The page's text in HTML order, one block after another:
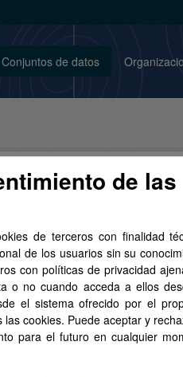
Conjuntos de datos
encontrado
Aviso Legal del SITCAN
de 25x25 metros
de las
de terceros con finalidad
de los usuarios sin su
con políticas de privacidad
o no cuando acceda a ellos
el sistema ofrecido por el
cookies. Puede aceptar y
para el futuro en cualquier